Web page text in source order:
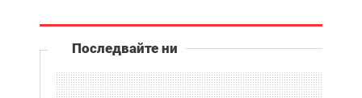
Последвайте ни